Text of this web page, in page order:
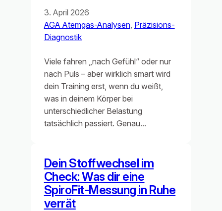
3. April 2026
AGA Atemgas-Analysen, Präzisions-
Diagnostik
Viele fahren „nach Gefühl“ oder nur
nach Puls – aber wirklich smart wird
dein Training erst, wenn du weißt,
was in deinem Körper bei
unterschiedlicher Belastung
tatsächlich passiert. Genau…
Dein Stoffwechsel im
Check: Was dir eine
SpiroFit‑Messung in Ruhe
verrät